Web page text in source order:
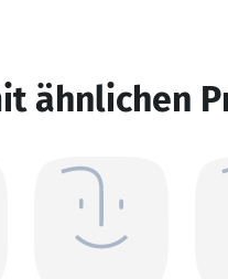
ähnlichen